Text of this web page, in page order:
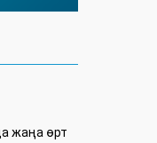
жаңа өрт